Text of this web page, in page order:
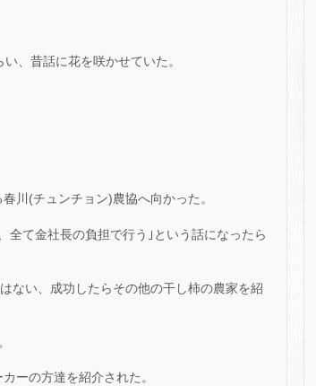
、昔話に花を咲かせていた。
川(チュンチョン)農協へ向かった。
全て金社長の負担で行う｣という話になったら
ない、成功したらその他の干し柿の農家を紹
ーの方達を紹介された。